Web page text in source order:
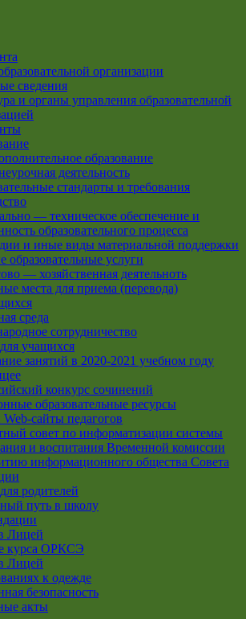
организации
сведения
и органы управления образовательной
образование
деятельность
стандарты и требования
— техническое обеспечение и
образовательного процесса
и иные виды материальной поддержки
образовательные услуги
— хозяйственная деятельноть
места для приема (перевода)
среда
сотрудничество
учащихся
занятий в 2020-2021 учебном году
конкурс сочинений
образовательные ресурсы
сайты педагогов
совет по информатизации системы
и воспитания Временной комиссии
информационного общества Совета
родителей
путь в школу
Лицей
курса ОРКСЭ
Лицей
к одежде
безопасность
акты